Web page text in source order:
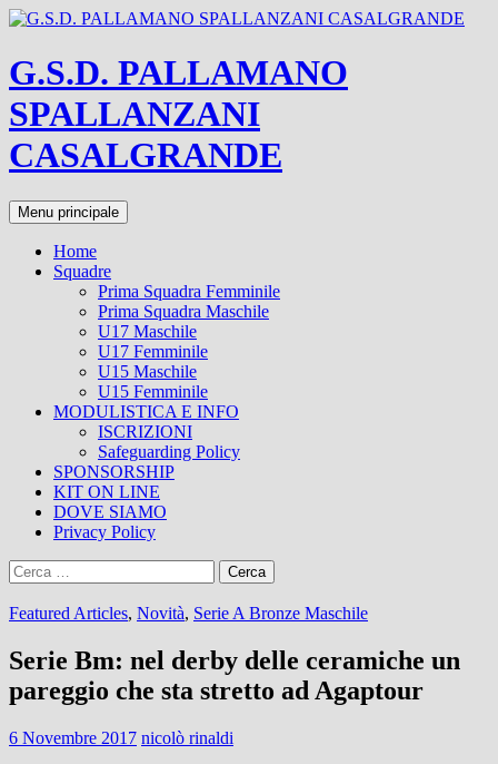
Vai
contenuto
G.S.D. PALLAMANO
SPALLANZANI
CASALGRANDE
Cerca
Menu principale
Home
Squadre
Prima Squadra Femminile
Prima Squadra Maschile
U17 Maschile
U17 Femminile
U15 Maschile
U15 Femminile
MODULISTICA E INFO
ISCRIZIONI
Safeguarding Policy
SPONSORSHIP
KIT ON LINE
DOVE SIAMO
Privacy Policy
Ricerca
per:
Featured Articles, Novità, Serie A Bronze Maschile
Serie Bm: nel derby delle ceramiche un
pareggio che sta stretto ad Agaptour
6 Novembre 2017 nicolò rinaldi